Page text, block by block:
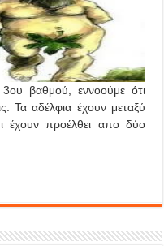
βαθμού, εννοούμε ότι
Τα αδέλφια έχουν μεταξύ
έχουν προέλθει απο δύο